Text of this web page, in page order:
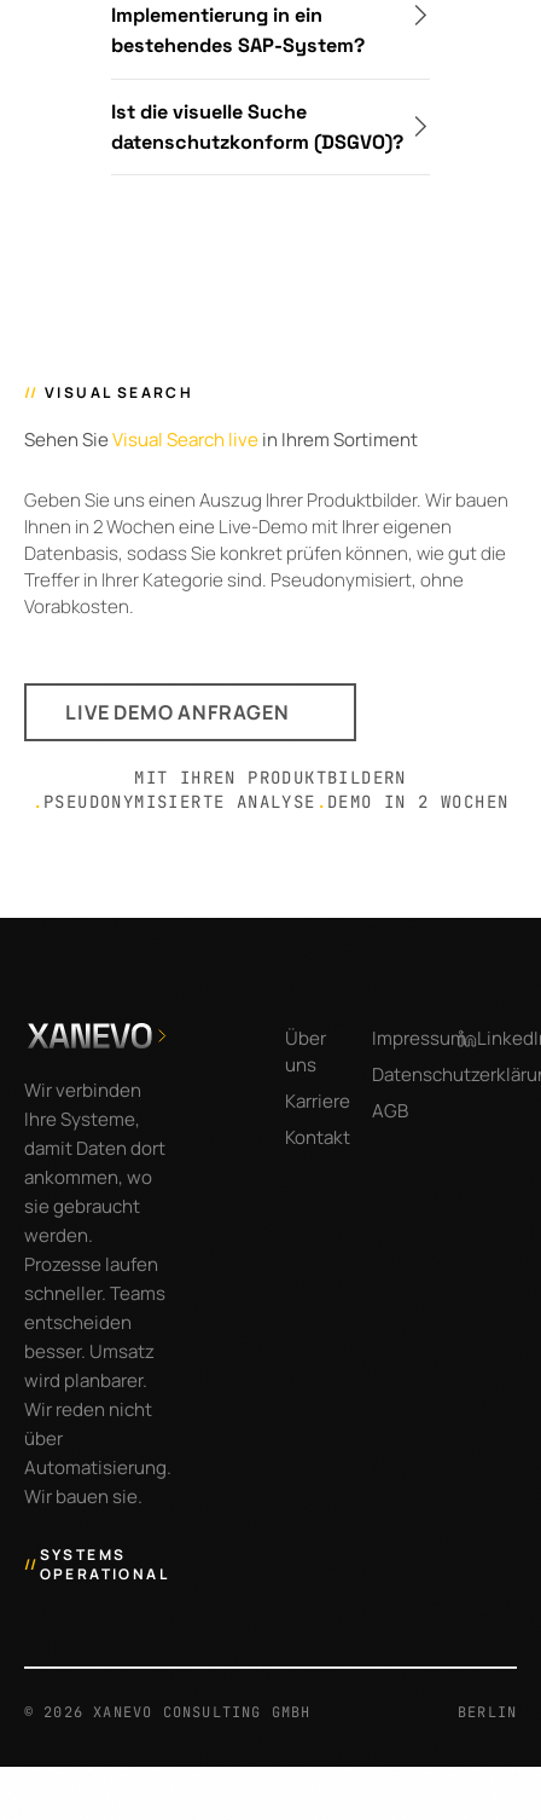
Implementierung in ein
bestehendes SAP-System?
Ist die visuelle Suche
datenschutzkonform (DSGVO)?
// VISUAL SEARCH
Sehen SieVisual Search livein Ihrem Sortiment
Geben Sie uns einen Auszug Ihrer Produktbilder. Wir bauen
Ihnen in 2 Wochen eine Live-Demo mit Ihrer eigenen
Datenbasis, sodass Sie konkret prüfen können, wie gut die
Treffer in Ihrer Kategorie sind. Pseudonymisiert, ohne
Vorabkosten.
LIVE DEMO ANFRAGEN
MIT IHREN PRODUKTBILDERN
. PSEUDONYMISIERTE ANALYSE . DEMO IN 2 WOCHEN
Wir verbinden
Ihre Systeme,
damit Daten dort
ankommen, wo
sie gebraucht
werden.
Prozesse laufen
schneller. Teams
entscheiden
besser. Umsatz
wird planbarer.
Wir reden nicht
über
Automatisierung.
Wir bauen sie.
//SYSTEMS
OPERATIONAL
Über
uns
Karriere
Kontakt
Impressum
AGB
© 2026 XANEVO CONSULTING GMBH BERLIN